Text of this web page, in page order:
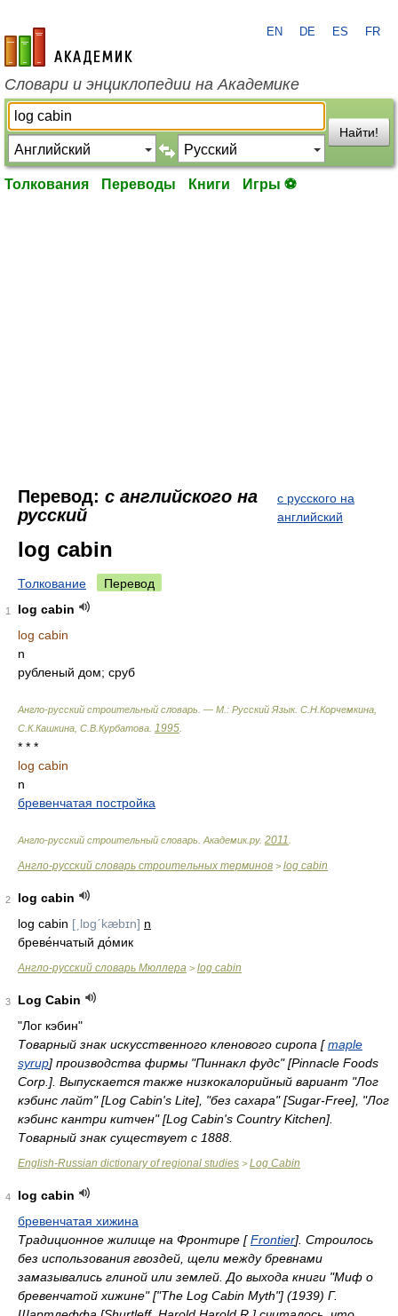
academic.ru
EN DE ES FR
Словари и энциклопедии на Академике
Найти!
Толкования Переводы Книги Игры ⚽
Перевод: с английского на
русский
с русского на
английский
log cabin
Толкование Перевод
1
log cabin
log cabin
n
рубленый дом; сруб
Англо-русский строительный словарь. — М.: Русский Язык. С.Н.Корчемкина,
С.К.Кашкина, С.В.Курбатова 1995
* * *
log cabin
n
бревенчатая постройка
Англо-русский строительный словарь Академик.ру. 2011
Англо-русский словарь строительных терминов > log cabin
2
log cabin
log cabin [ˏlɒgˊkæbɪn] n
бреве́нчатый до́мик
Англо-русский словарь Мюллера > log cabin
3
Log Cabin
"Лог кэбин"
Товарный знак искусственного кленового сиропа [maple
syrup] производства фирмы "Пиннакл фудс" [Pinnacle Foods
Corp.]. Выпускается также низкокалорийный вариант "Лог
кэбинс лайт" [Log Cabin's Lite], "без сахара" [Sugar-Free], "Лог
кэбинс кантри китчен" [Log Cabin's Country Kitchen].
Товарный знак существует с 1888.
English-Russian dictionary of regional studies > Log Cabin
4
log cabin
бревенчатая хижина
Традиционное жилище на Фронтире [Frontier]. Строилось
без использования гвоздей, щели между бревнами
замазывались глиной или землей. До выхода книги "Миф о
бревенчатой хижине" ["The Log Cabin Myth"] (1939) Г.